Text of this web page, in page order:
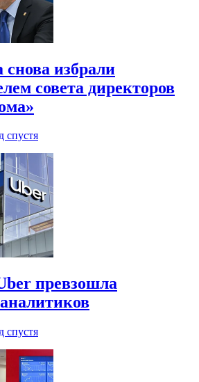
снова избрали
совета директоров
спустя
превзошла
спустя